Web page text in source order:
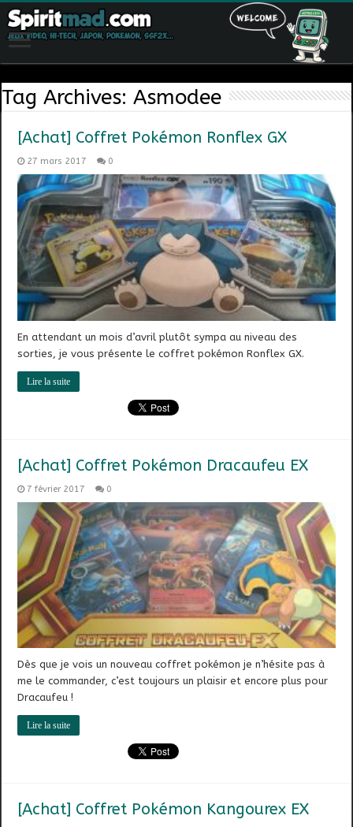
Tag Archives:Asmodee
[Achat] Coffret Pokémon Ronflex GX
27 mars 2017 0
En attendant un mois d’avril plutôt sympa au niveau des
sorties, je vous présente le coffret pokémon Ronflex GX.
Lire la suite
[Achat] Coffret Pokémon Dracaufeu EX
7 février 2017 0
Dès que je vois un nouveau coffret pokémon je n’hésite pas à
me le commander, c’est toujours un plaisir et encore plus pour
Dracaufeu !
Lire la suite
[Achat] Coffret Pokémon Kangourex EX